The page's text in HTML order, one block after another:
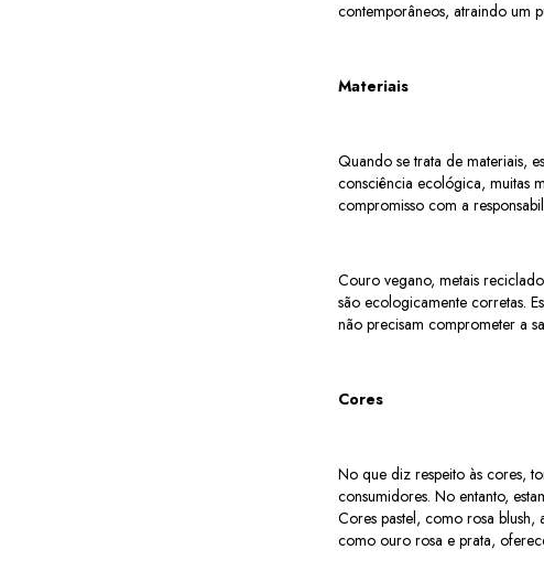
contemporâneos, atraindo um
Materiais
Quando se trata de materiais,
consciência ecológica, muitas
compromisso com a
Couro vegano, metais
são ecologicamente corretas.
não precisam comprometer a
Cores
No que diz respeito às cores,
consumidores. No entanto,
Cores pastel, como rosa blush,
como ouro rosa e prata,